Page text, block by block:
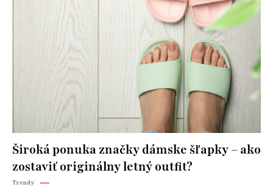
Široká ponuka značky dámske šľapky – ako
zostaviť originálny letný outfit?
Trendy